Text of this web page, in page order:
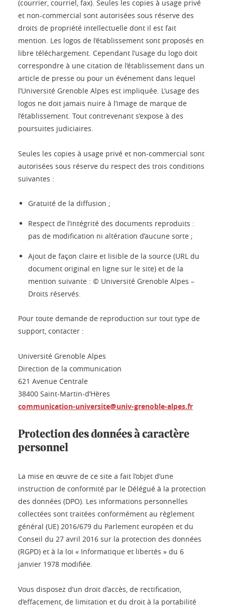
(courrier, courriel, fax). Seules les copies à usage privé
et non-commercial sont autorisées sous réserve des
droits de propriété intellectuelle dont il est fait
mention. Les logos de l’établissement sont proposés en
libre téléchargement. Cependant l’usage du logo doit
correspondre à une citation de l’établissement dans un
article de presse ou pour un événement dans lequel
l’Université Grenoble Alpes est impliquée. L’usage des
logos ne doit jamais nuire à l’image de marque de
l’établissement. Tout contrevenant s’expose à des
poursuites judiciaires.
Seules les copies à usage privé et non-commercial sont
autorisées sous réserve du respect des trois conditions
suivantes :
Gratuité de la diffusion ;
Respect de l’intégrité des documents reproduits :
pas de modification ni altération d’aucune sorte ;
Ajout de façon claire et lisible de la source (URL du
document original en ligne sur le site) et de la
mention suivante : © Université Grenoble Alpes –
Droits réservés.
Pour toute demande de reproduction sur tout type de
support, contacter :
Université Grenoble Alpes
Direction de la communication
621 Avenue Centrale
38400 Saint-Martin-d’Hères
communication-universite@univ-grenoble-alpes.fr
Protection des données à caractère
personnel
La mise en œuvre de ce site a fait l’objet d’une
instruction de conformité par le Délégué à la protection
des données (DPO). Les informations personnelles
collectées sont traitées conformément au règlement
général (UE) 2016/679 du Parlement européen et du
Conseil du 27 avril 2016 sur la protection des données
(RGPD) et à la loi « Informatique et libertés » du 6
janvier 1978 modifiée.
Vous disposez d’un droit d’accès, de rectification,
d’effacement, de limitation et du droit à la portabilité